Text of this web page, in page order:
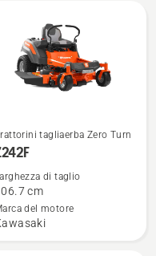
tagliaerba Zero Turn
di taglio
cm
del motore